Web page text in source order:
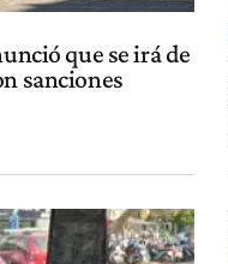
que se irá de
sanciones